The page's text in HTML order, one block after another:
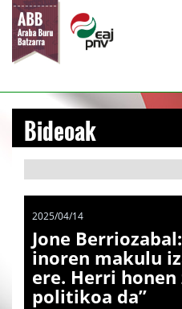
Bideoak
2025/04/14
Jone Berriozabal:
inoren makulu
ere. Herri
politikoa da”